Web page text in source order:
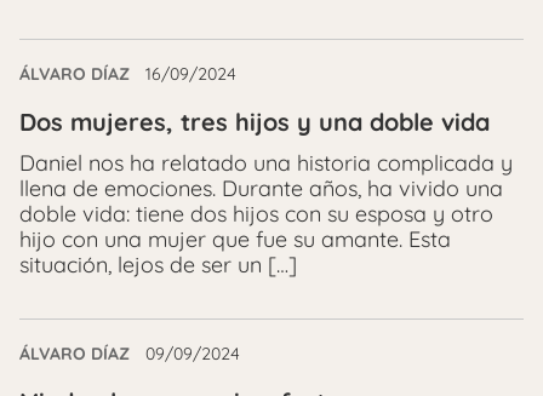
ÁLVARO DÍAZ 16/09/2024
Dos mujeres, tres hijos y una doble vida
Daniel nos ha relatado una historia complicada y
llena de emociones. Durante años, ha vivido una
doble vida: tiene dos hijos con su esposa y otro
hijo con una mujer que fue su amante. Esta
situación, lejos de ser un […]
ÁLVARO DÍAZ 09/09/2024